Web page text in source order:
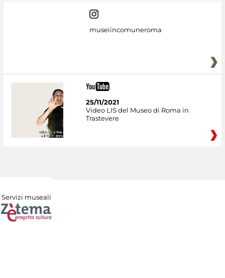
museiincomuneroma
25/11/2021
Video LIS del Museo di Roma in
Trastevere
Servizi museali